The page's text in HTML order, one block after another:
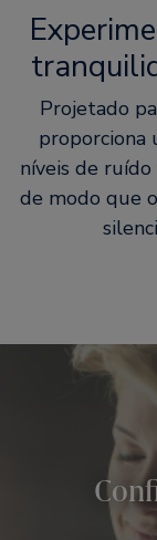
Projetado
proporciona
níveis de
de modo que